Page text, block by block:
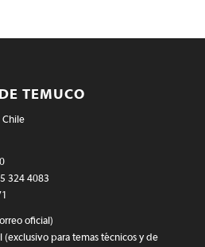
TEMUCO
Chile
324 4083
oficial)
(exclusivo para temas técnicos y de